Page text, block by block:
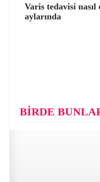
Varis tedavisi nasıl
aylarında
BİRDE